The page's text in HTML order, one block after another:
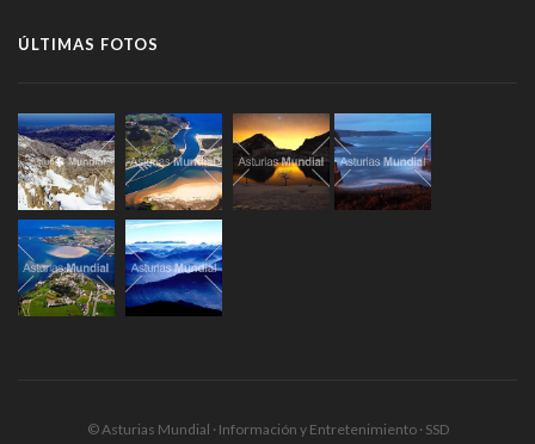
ÚLTIMAS FOTOS
© Asturias Mundial · Información y Entretenimiento · SSD